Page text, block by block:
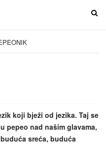
T
i
g
koji bježi od jezika. Taj se
pepeo nad našim glavama,
sreća, buduća